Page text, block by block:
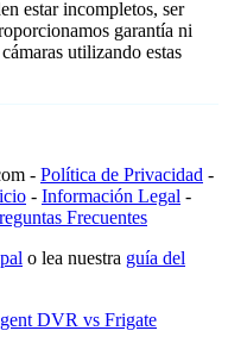
estar incompletos, ser
garantía ni
utilizando estas
- Política de Privacidad -
- Información Legal -
Frecuentes
o lea nuestra guía del
DVR vs Frigate